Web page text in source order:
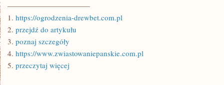
———————————
1. https://ogrodzenia-drewbet.com.pl
2. przejdź do artykułu
3. poznaj szczegóły
4. https://www.zwiastowaniepanskie.com.pl
5. przeczytaj więcej